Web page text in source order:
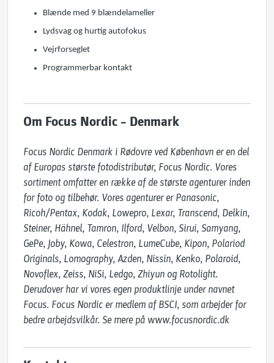
Blænde med 9 blændelameller
Lydsvag og hurtig autofokus
Vejrforseglet
Programmerbar kontakt
Om Focus Nordic – Denmark
Focus Nordic Denmark i Rødovre ved København er en del
af Europas største fotodistributør, Focus Nordic. Vores
sortiment omfatter en række af de største agenturer inden
for foto og tilbehør. Vores agenturer er Panasonic,
Ricoh/Pentax, Kodak, Lowepro, Lexar, Transcend, Delkin,
Steiner, Hähnel, Tamron, Ilford, Velbon, Sirui, Samyang,
GePe, Joby, Kowa, Celestron, LumeCube, Kipon, Polariod
Originals, Lomography, Azden, Nissin, Kenko, Polaroid,
Novoflex, Zeiss, NiSi, Ledgo, Zhiyun og Rotolight.
Derudover har vi vores egen produktlinje under navnet
Focus. Focus Nordic er medlem af BSCI, som arbejder for
bedre arbejdsvilkår. Se mere på www.focusnordic.dk